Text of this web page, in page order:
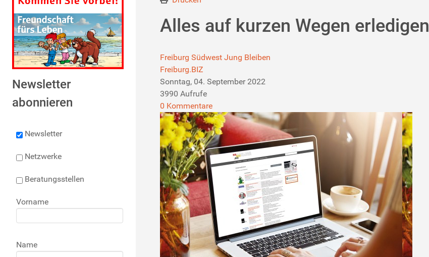
Newsletter
abonnieren
Newsletter
Netzwerke
Beratungsstellen
Vorname
Name
Alles auf kurzen Wegen erledigen
Freiburg Südwest Jung Bleiben
Freiburg.BIZ
Sonntag, 04. September 2022
3990 Aufrufe
0 Kommentare